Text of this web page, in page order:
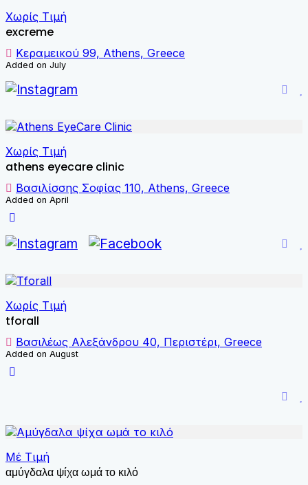
Χωρίς Τιμή
excreme
Κεραμεικού 99, Athens, Greece
Added on July
Χωρίς Τιμή
athens eyecare clinic
Βασιλίσσης Σοφίας 110, Athens, Greece
Added on April
Χωρίς Τιμή
tforall
Βασιλέως Αλεξάνδρου 40, Περιστέρι, Greece
Added on August
Μέ Τιμή
αμύγδαλα ψίχα ωμά το κιλό